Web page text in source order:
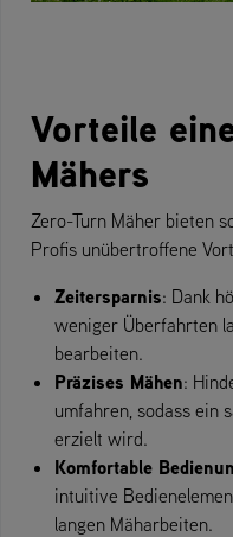
Vorteile
Mähers
Zero-Turn Mäher bieten
Profis unübertroffene
Zeitersparnis: Dank
weniger Überfahrten
bearbeiten.
Präzises Mähen:
umfahren, sodass ein
erzielt wird.
Komfortable
intuitive
langen Mäharbeiten.